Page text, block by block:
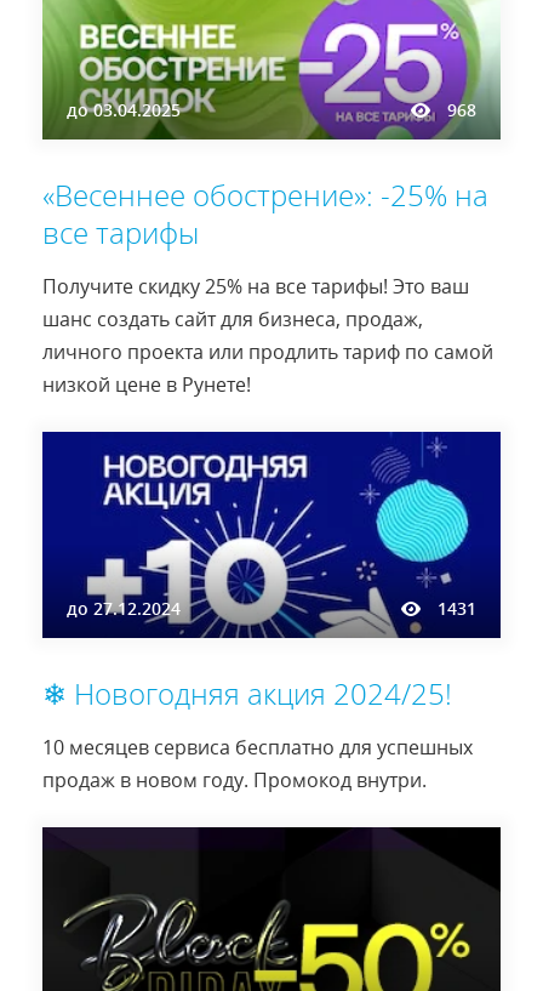
до03.04.2025 968
«Весеннее обострение»: -25% на
все тарифы
Получите скидку 25% на все тарифы! Это ваш
шанс создать сайт для бизнеса, продаж,
личного проекта или продлить тариф по самой
низкой цене в Рунете!
до 27.12.2024 1431
❄ Новогодняя акция 2024/25!
10 месяцев сервиса бесплатно для успешных
продаж в новом году. Промокод внутри.